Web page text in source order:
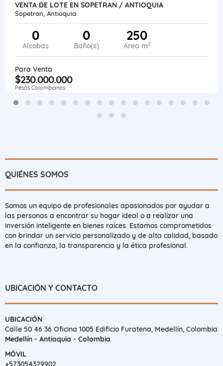
VENTA DE LOTE EN SOPETRAN / ANTIOQUIA
Sopetran, Antioquia
0
Alcobas
0
Baño(s)
250
Área m2
Para Venta
$230.000.000
Pesos Colombianos
QUIÉNES SOMOS
Somos un equipo de profesionales apasionados por ayudar a
las personas a encontrar su hogar ideal o a realizar una
inversión inteligente en bienes raíces. Estamos comprometidos
con brindar un servicio personalizado y de alta calidad, basado
en la confianza, la transparencia y la ética profesional.
UBICACIÓN Y CONTACTO
UBICACIÓN
Calle 50 46 36 Oficina 1005 Edificio Furatena, Medellín, Colombia
Medellín - Antioquia - Colombia
MÓVIL
+573054329902